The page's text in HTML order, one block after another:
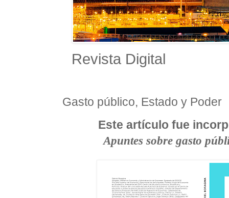
Revista Digital
Gasto público, Estado y Poder
Este artículo fue
Apuntes sobre gasto